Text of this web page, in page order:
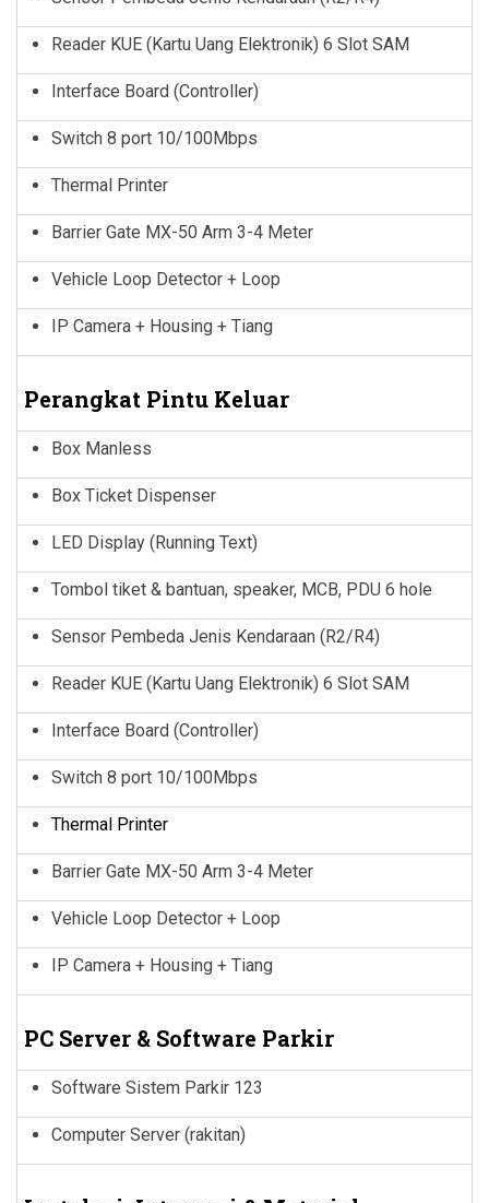
Reader KUE (Kartu Uang Elektronik) 6 Slot SAM
Interface Board (Controller)
Switch 8 port 10/100Mbps
Thermal Printer
Barrier Gate MX-50 Arm 3-4 Meter
Vehicle Loop Detector + Loop
IP Camera + Housing + Tiang
Perangkat Pintu Keluar
Box Manless
Box Ticket Dispenser
LED Display (Running Text)
Tombol tiket & bantuan, speaker, MCB, PDU 6 hole
Sensor Pembeda Jenis Kendaraan (R2/R4)
Reader KUE (Kartu Uang Elektronik) 6 Slot SAM
Interface Board (Controller)
Switch 8 port 10/100Mbps
Thermal Printer
Barrier Gate MX-50 Arm 3-4 Meter
Vehicle Loop Detector + Loop
IP Camera + Housing + Tiang
PC Server & Software Parkir
Software Sistem Parkir 123
Computer Server (rakitan)